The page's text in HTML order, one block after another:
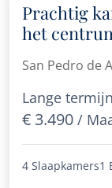
Prachtig
het
San Pedro de
Lange termijn
€ 3.490 /
4 Slaapkamers1